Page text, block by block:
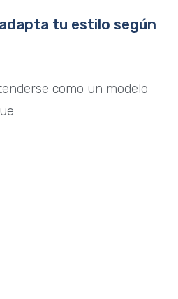
tu estilo según
como un modelo